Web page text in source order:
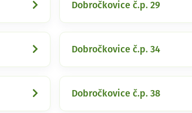
Dobročkovice č.p. 29
Dobročkovice č.p. 34
Dobročkovice č.p. 38